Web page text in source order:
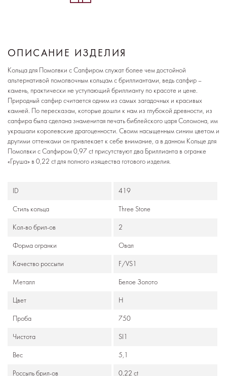
ОПИСАНИЕ ИЗДЕЛИЯ
Кольца для Помолвки с Сапфиром служат более чем достойной
альтернативой помолвочным кольцам с бриллиантами, ведь сапфир –
камень, практически не уступающий бриллианту по красоте и цене.
Природный сапфир считается одним из самых загадочных и красивых
камней. По пересказам, которые дошли к нам из глубокой древности, из
сапфира была сделана знаменитая печать библейского царя Соломона, им
украшали королевские драгоценности. Своим насыщенным синим цветом и
другими оттенками он привлекает к себе внимание, а в данном Кольце для
Помолвки с Сапфиром 0,97 ct присутствуют два Бриллианта в огранке
«Груша» в 0,22 ct для полного изящества готового изделия.
ID 419
Стиль кольца Three Stone
Кол-во брил-ов 2
Формa огранки Овал
Качество россыпи F/VS1
Металл Белое Золото
Цвет H
Проба 750
Чистота SI1
Вес 5,1
Россыпь брил-ов 0,22 ct